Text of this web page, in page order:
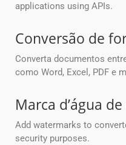
applications using APIs.
Conversão de
Converta documentos
como Word, Excel, PDF e
Marca d’água
Add watermarks to
security purposes.